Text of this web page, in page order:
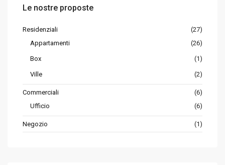
Le nostre proposte
Residenziali
(27)
Appartamenti
(26)
Box (1)
Ville (2)
Commerciali
(6)
Ufficio
(6)
Negozio (1)